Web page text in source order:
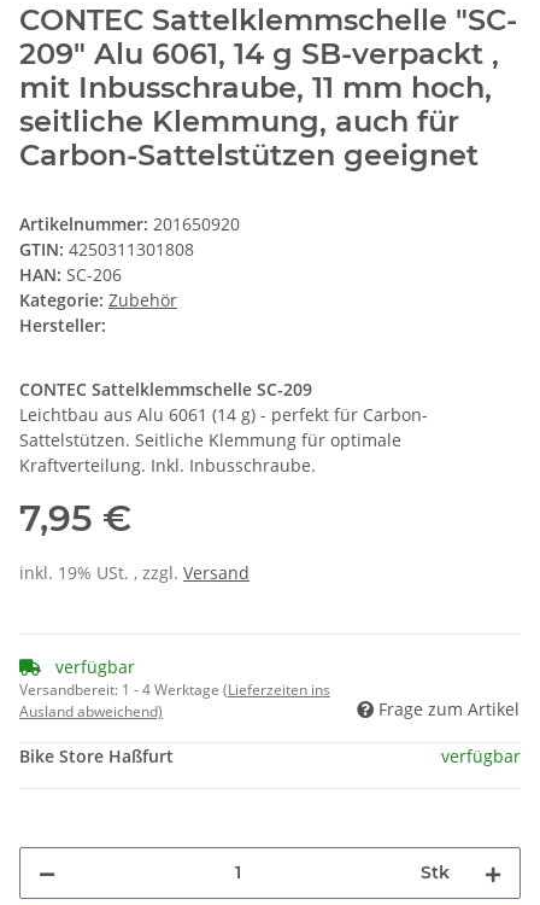
CONTEC Sattelklemmschelle "SC-
209" Alu 6061, 14 g SB-verpackt ,
mit Inbusschraube, 11 mm hoch,
seitliche Klemmung, auch für
Carbon-Sattelstützen geeignet
Artikelnummer: 201650920
GTIN: 4250311301808
HAN: SC-206
Kategorie: Zubehör
Hersteller:
CONTEC Sattelklemmschelle SC-209
Leichtbau aus Alu 6061 (14 g) - perfekt für Carbon-
Sattelstützen. Seitliche Klemmung für optimale
Kraftverteilung. Inkl. Inbusschraube.
7,95 €
inkl. 19% USt. , zzgl. Versand
verfügbar
Versandbereit: 1 - 4 Werktage (Lieferzeiten ins
Ausland abweichend)
Frage zum Artikel
Bike Store Haßfurt verfügbar
Stk